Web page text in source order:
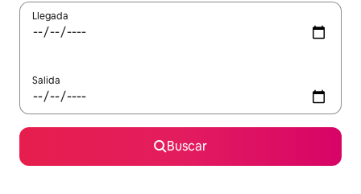
Llegada
Salida
Buscar